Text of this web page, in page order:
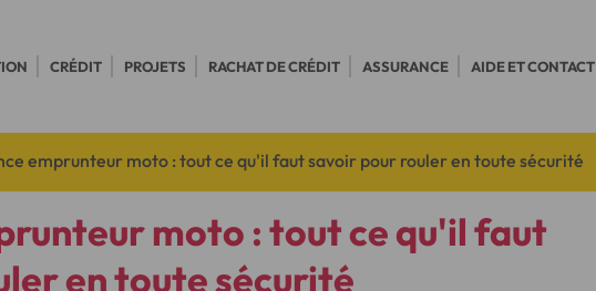
CRÉDIT PROJETS RACHAT DE CRÉDIT ASSURANCE AIDE ET CONTACT
emprunteur moto : tout ce qu'il faut savoir pour rouler en toute sécurité
moto : tout ce qu'il faut
en toute sécurité